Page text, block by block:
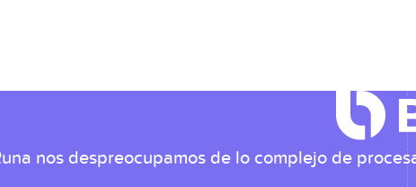
nos despreocupamos de lo complejo de